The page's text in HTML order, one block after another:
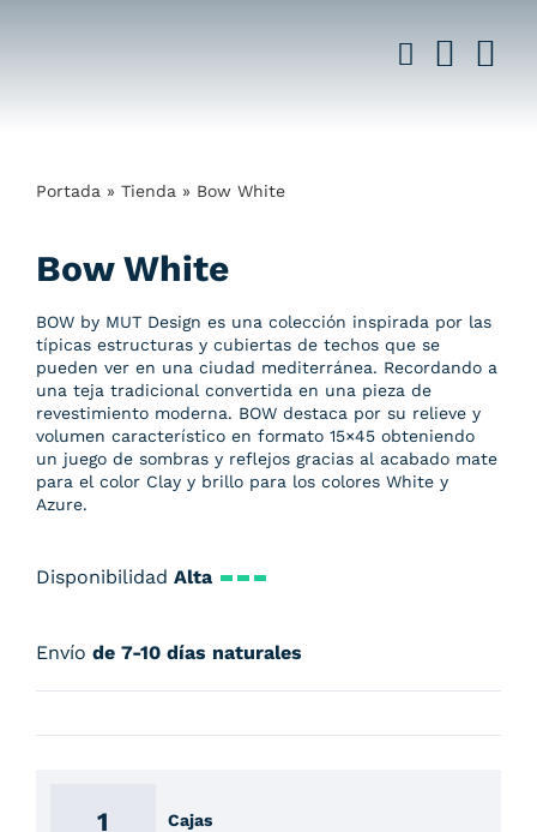
Portada » Tienda » Bow White
Bow White
BOW by MUT Design es una colección inspirada por las
típicas estructuras y cubiertas de techos que se
pueden ver en una ciudad mediterránea. Recordando a
una teja tradicional convertida en una pieza de
revestimiento moderna. BOW destaca por su relieve y
volumen característico en formato 15×45 obteniendo
un juego de sombras y reflejos gracias al acabado mate
para el color Clay y brillo para los colores White y
Azure.
Disponibilidad Alta
Envío de 7-10 días naturales
Cajas